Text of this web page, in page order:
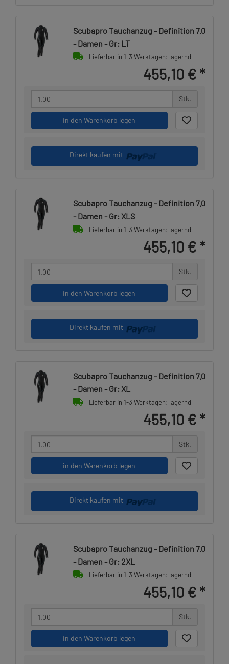
Scubapro Tauchanzug - Definition 7.0
- Damen - Gr: LT
Lieferbar in 1-3 Werktagen: lagernd
455,10 € *
Stk.
in den Warenkorb legen
Direkt kaufen mit
Scubapro Tauchanzug - Definition 7.0
- Damen - Gr: XLS
Lieferbar in 1-3 Werktagen: lagernd
455,10 € *
Stk.
in den Warenkorb legen
Direkt kaufen mit
Scubapro Tauchanzug - Definition 7.0
- Damen - Gr: XL
Lieferbar in 1-3 Werktagen: lagernd
455,10 € *
Stk.
in den Warenkorb legen
Direkt kaufen mit
Scubapro Tauchanzug - Definition 7.0
- Damen - Gr: 2XL
Lieferbar in 1-3 Werktagen: lagernd
455,10 € *
Stk.
in den Warenkorb legen